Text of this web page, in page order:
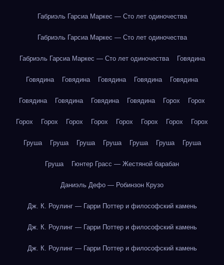
Габриэль Гарсиа Маркес — Сто лет одиночества
Габриэль Гарсиа Маркес — Сто лет одиночества
Габриэль Гарсиа Маркес — Сто лет одиночества Говядина
Говядина Говядина Говядина Говядина Говядина
Говядина Говядина Говядина Говядина Горох Горох
Горох Горох Горох Горох Горох Горох Горох Горох
Груша Груша Груша Груша Груша Груша Груша
Груша Гюнтер Грасс — Жестяной барабан
Даниэль Дефо — Робинзон Крузо
Дж. К. Роулинг — Гарри Поттер и философский камень
Дж. К. Роулинг — Гарри Поттер и философский камень
Дж. К. Роулинг — Гарри Поттер и философский камень